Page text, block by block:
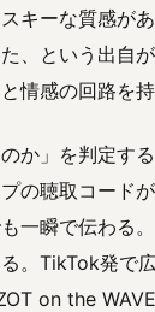
キーな質感が
、という出自
情感の回路を持
のか」を判定す
の聴取コード
一瞬で伝わる
。TikTok発で
on the